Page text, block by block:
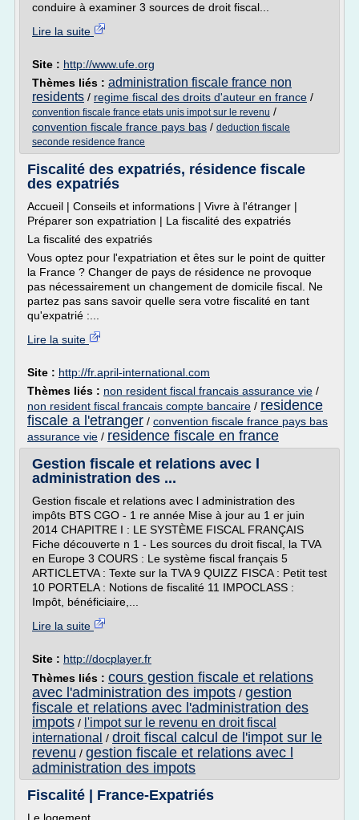
conduire à examiner 3 sources de droit fiscal...
Lire la suite
Site : http://www.ufe.org
Thèmes liés : administration fiscale france non
residents / regime fiscal des droits d'auteur en france /
convention fiscale france etats unis impot sur le revenu /
convention fiscale france pays bas / deduction fiscale
seconde residence france
Fiscalité des expatriés, résidence fiscale
des expatriés
Accueil | Conseils et informations | Vivre à l'étranger |
Préparer son expatriation | La fiscalité des expatriés
La fiscalité des expatriés
Vous optez pour l'expatriation et êtes sur le point de quitter
la France ? Changer de pays de résidence ne provoque
pas nécessairement un changement de domicile fiscal. Ne
partez pas sans savoir quelle sera votre fiscalité en tant
qu'expatrié :...
Lire la suite
Site : http://fr.april-international.com
Thèmes liés : non resident fiscal francais assurance vie /
non resident fiscal francais compte bancaire / residence
fiscale a l'etranger / convention fiscale france pays bas
assurance vie / residence fiscale en france
Gestion fiscale et relations avec l
administration des ...
Gestion fiscale et relations avec l administration des
impôts BTS CGO - 1 re année Mise à jour au 1 er juin
2014 CHAPITRE I : LE SYSTÈME FISCAL FRANÇAIS
Fiche découverte n 1 - Les sources du droit fiscal, la TVA
en Europe 3 COURS : Le système fiscal français 5
ARTICLETVA : Texte sur la TVA 9 QUIZZ FISCA : Petit test
10 PORTELA : Notions de fiscalité 11 IMPOCLASS :
Impôt, bénéficiaire,...
Lire la suite
Site : http://docplayer.fr
Thèmes liés : cours gestion fiscale et relations
avec l'administration des impots / gestion
fiscale et relations avec l'administration des
impots / l'impot sur le revenu en droit fiscal
international / droit fiscal calcul de l'impot sur le
revenu / gestion fiscale et relations avec l
administration des impots
Fiscalité | France-Expatriés